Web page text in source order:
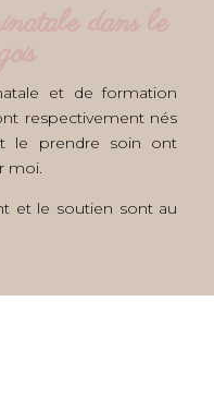
dans le
et de formation
respectivement nés
le prendre soin ont
moi.
et le soutien sont au